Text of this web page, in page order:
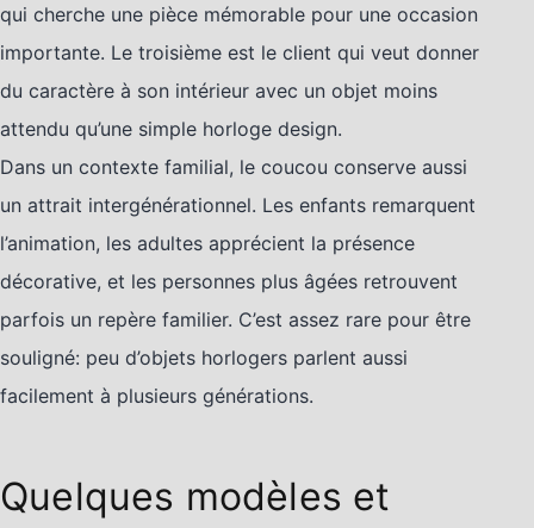
qui cherche une pièce mémorable pour une occasion
importante. Le troisième est le client qui veut donner
du caractère à son intérieur avec un objet moins
attendu qu’une simple horloge design.
Dans un contexte familial, le coucou conserve aussi
un attrait intergénérationnel. Les enfants remarquent
l’animation, les adultes apprécient la présence
décorative, et les personnes plus âgées retrouvent
parfois un repère familier. C’est assez rare pour être
souligné: peu d’objets horlogers parlent aussi
facilement à plusieurs générations.
Quelques modèles et